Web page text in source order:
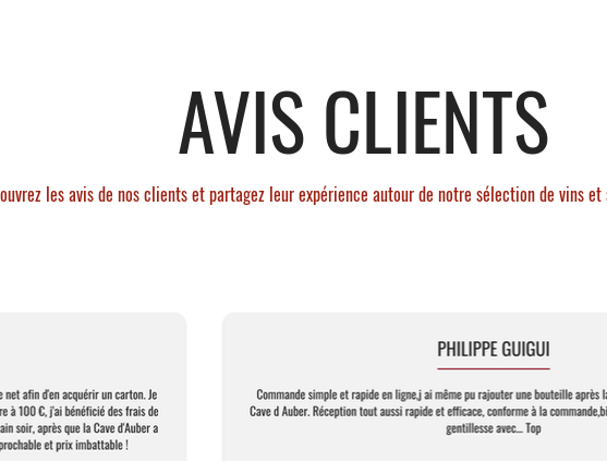
AVIS CLIENTS
les avis de nos clients et partagez leur expérience autour de notre sélection de vins et